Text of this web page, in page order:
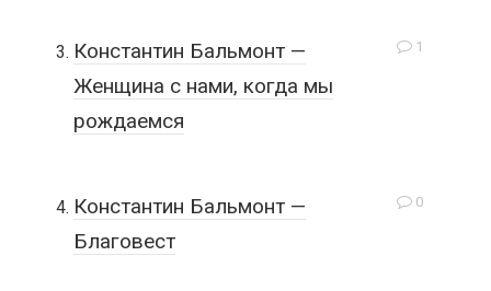
1
Константин Бальмонт —
Женщина с нами, когда мы
рождаемся
0
Константин Бальмонт —
Благовест